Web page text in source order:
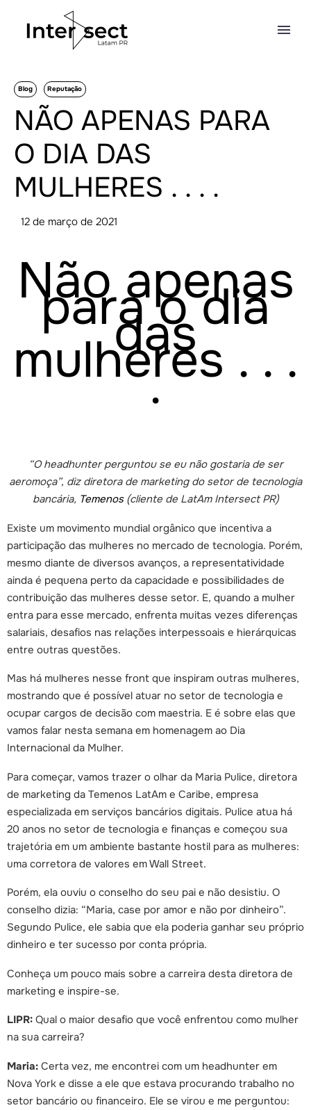
Blog Reputação
NÃO APENAS PARA
O DIA DAS
MULHERES . . . .
12 de março de 2021
Não apenas
para o dia
das
mulheres . . .
.
“O headhunter perguntou se eu não gostaria de ser
aeromoça”, diz diretora de marketing do setor de tecnologia
bancária, Temenos(cliente de LatAm Intersect PR)
Existe um movimento mundial orgânico que incentiva a
participação das mulheres no mercado de tecnologia. Porém,
mesmo diante de diversos avanços, a representatividade
ainda é pequena perto da capacidade e possibilidades de
contribuição das mulheres desse setor. E, quando a mulher
entra para esse mercado, enfrenta muitas vezes diferenças
salariais, desafios nas relações interpessoais e hierárquicas
entre outras questões.
Mas há mulheres nesse front que inspiram outras mulheres,
mostrando que é possível atuar no setor de tecnologia e
ocupar cargos de decisão com maestria. E é sobre elas que
vamos falar nesta semana em homenagem ao Dia
Internacional da Mulher.
Para começar, vamos trazer o olhar da Maria Pulice, diretora
de marketing da Temenos LatAm e Caribe, empresa
especializada em serviços bancários digitais. Pulice atua há
20 anos no setor de tecnologia e finanças e começou sua
trajetória em um ambiente bastante hostil para as mulheres:
uma corretora de valores em Wall Street.
Porém, ela ouviu o conselho do seu pai e não desistiu. O
conselho dizia: “Maria, case por amor e não por dinheiro”.
Segundo Pulice, ele sabia que ela poderia ganhar seu próprio
dinheiro e ter sucesso por conta própria.
Conheça um pouco mais sobre a carreira desta diretora de
marketing e inspire-se.
LIPR: Qual o maior desafio que você enfrentou como mulher
na sua carreira?
Maria: Certa vez, me encontrei com um headhunter em
Nova York e disse a ele que estava procurando trabalho no
setor bancário ou financeiro. Ele se virou e me perguntou: